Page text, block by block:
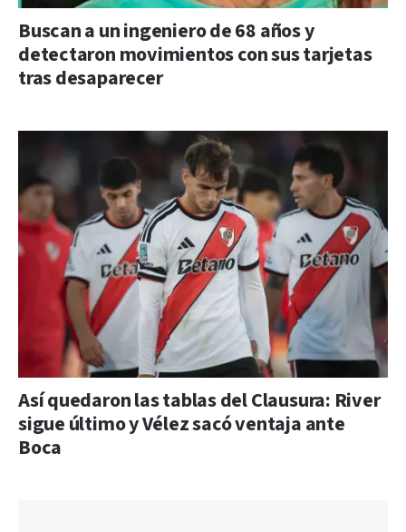
Buscan a un ingeniero de 68 años y
detectaron movimientos con sus tarjetas
tras desaparecer
Así quedaron las tablas del Clausura: River
sigue último y Vélez sacó ventaja ante
Boca